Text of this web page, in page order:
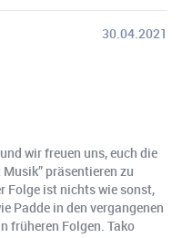
30.04.2021
wir freuen uns, euch die
präsentieren zu
Folge ist nichts wie sonst,
Padde in den vergangenen
früheren Folgen. Tako